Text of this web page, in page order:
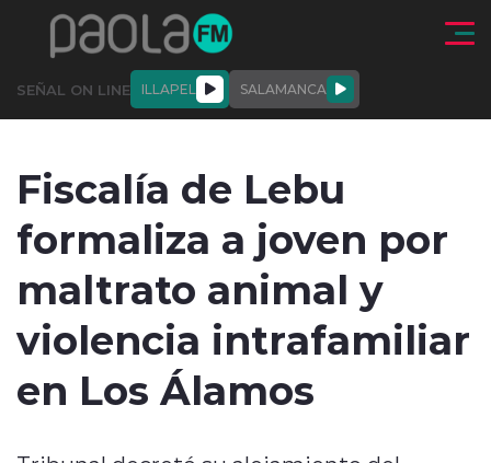
Click acá para ir directamente al contenido
SEÑAL ON LINE ILLAPEL SALAMANCA
modo claro
Fiscalía de Lebu
formaliza a joven por
maltrato animal y
violencia intrafamiliar
en Los Álamos